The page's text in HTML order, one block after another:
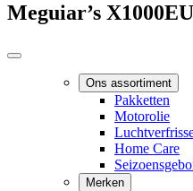
Meguiar’s
Ons assortiment
Pakketten
Motorolie
Home Care
Merken